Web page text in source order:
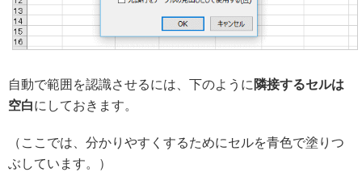
自動で範囲を認識させるには、下のように 隣接するセルは
空白にしておきます。
（ここでは、分かりやすくするためにセルを青色で塗りつ
ぶしています。）